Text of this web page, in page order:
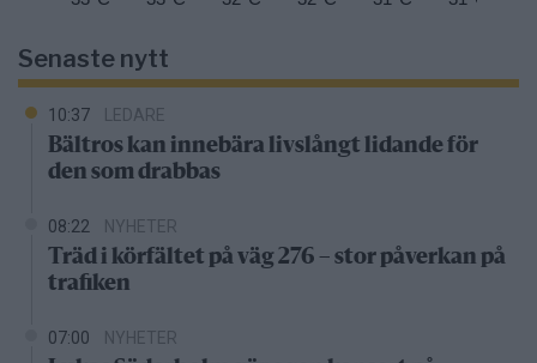
Senaste nytt
10:37 LEDARE
Bältros kan innebära livslångt lidande för
den som drabbas
08:22 NYHETER
Träd i körfältet på väg 276 – stor påverkan på
trafiken
07:00 NYHETER